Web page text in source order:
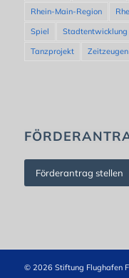
Rhein-Main-Region
Spiel
Stadtentwicklung
Tanzprojekt
Zeitzeugen
Förderantrag stellen
© 2026 Stiftung Flughafen